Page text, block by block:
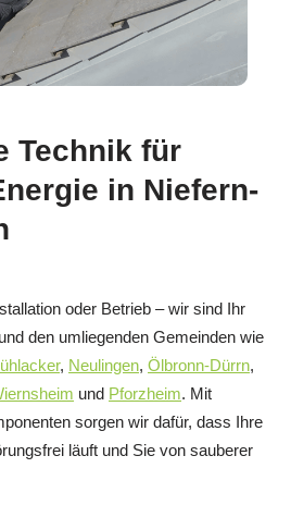
Technik für
in Niefern-
oder Betrieb – wir sind Ihr
den umliegenden Gemeinden wie
, Neulingen, Ölbronn-Dürrn,
und Pforzheim. Mit
sorgen wir dafür, dass Ihre
läuft und Sie von sauberer